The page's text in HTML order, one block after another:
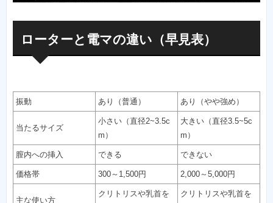
ローターと電マの違い（早見表）
振動 あり（普通） あり（やや強め）
当たるサイズ
小さい（直径2~3.5c
m）
大きい（直径3.5~5c
m）
膣内への挿入 できる できない
価格帯 300～1,500円 2,000～5,000円
主な使い方
クリトリスや乳首を クリトリスや乳首を